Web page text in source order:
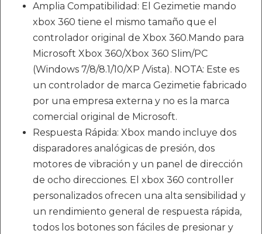
Amplia Compatibilidad: El Gezimetie mando
xbox 360 tiene el mismo tamaño que el
controlador original de Xbox 360.Mando para
Microsoft Xbox 360/Xbox 360 Slim/PC
(Windows 7/8/8.1/10/XP /Vista). NOTA: Este es
un controlador de marca Gezimetie fabricado
por una empresa externa y no es la marca
comercial original de Microsoft.
Respuesta Rápida: Xbox mando incluye dos
disparadores analógicas de presión, dos
motores de vibración y un panel de dirección
de ocho direcciones. El xbox 360 controller
personalizados ofrecen una alta sensibilidad y
un rendimiento general de respuesta rápida,
todos los botones son fáciles de presionar y